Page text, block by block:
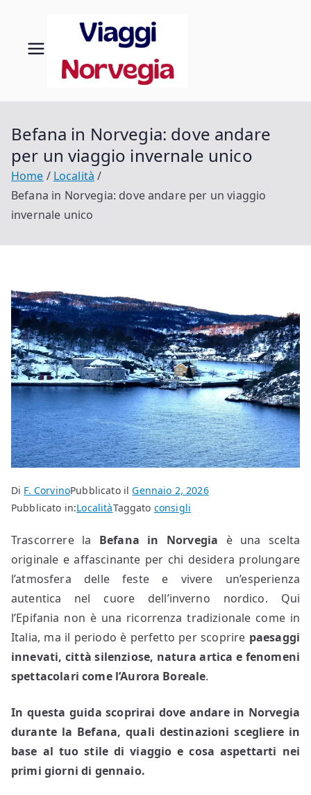
contenuto
Norveg
Befana in Norvegia: dove andare
per un viaggio invernale unico
Home
Località
Befana in Norvegia: dove andare per un viaggio
invernale unico
Di F. CorvinoPubblicato ilGennaio 2, 2026
Pubblicato in:LocalitàTaggato consigli
Trascorrere la Befana in Norvegia è una scelta
originale e affascinante per chi desidera prolungare
l’atmosfera delle feste e vivere un’esperienza
autentica nel cuore dell’inverno nordico. Qui
l’Epifania non è una ricorrenza tradizionale come in
Italia, ma il periodo è perfetto per scoprire paesaggi
innevati, città silenziose, natura artica e fenomeni
spettacolari come l’Aurora Boreale.
In questa guida scoprirai dove andare in Norvegia
durante la Befana, quali destinazioni scegliere in
base al tuo stile di viaggio e cosa aspettarti nei
primi giorni di gennaio.